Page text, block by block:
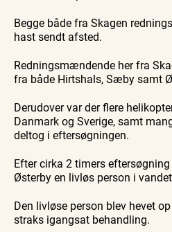
Begge både fra Skagen
hast sendt afsted.
Redningsmændende her fra
fra både Hirtshals, Sæby samt
Derudover var der flere
Danmark og Sverige, samt
deltog i eftersøgningen.
Efter cirka 2 timers
Østerby en livløs person i
Den livløse person blev hevet
straks igangsat behandling.